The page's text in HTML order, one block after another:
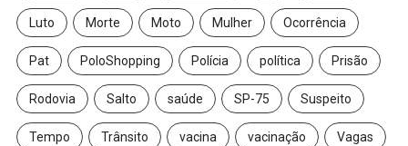
Luto Morte Moto Mulher Ocorrência
Pat PoloShopping Polícia política Prisão
Rodovia Salto saúde SP-75 Suspeito
Tempo Trânsito vacina vacinação Vagas